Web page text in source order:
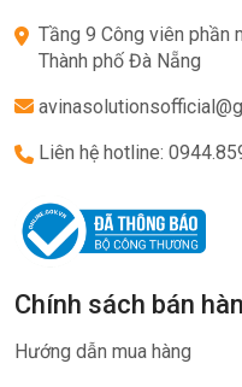
Tầng 9 Công viên phần
Thành phố Đà Nẵng
Liên hệ hotline:
Chính sách bán
Hướng dẫn mua hàng